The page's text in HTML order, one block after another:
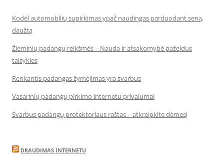
Kodėl automobilių supirkimas ypač naudingas parduodant seną,
daužtą
Žieminių padangų reikšmės – Nauda ir atsakomybė pažeidus
taisykles
Renkantis padangas žymėjimas yra svarbus
Vasarinių padangų pirkimo internetu privalumai
Svarbus padangų protektoriaus raštas – atkreipkite dėmesį
DRAUDIMAS INTERNETU